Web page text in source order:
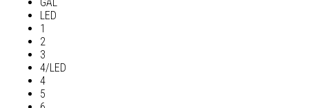
GAL
LED
1
2
3
4/LED
4
5